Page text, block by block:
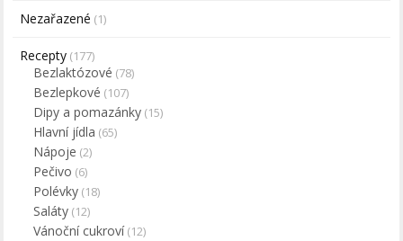
Nezařazené (1)
Recepty (177)
Bezlaktózové (78)
Bezlepkové (107)
Dipy a pomazánky (15)
Hlavní jídla (65)
Nápoje (2)
Pečivo (6)
Polévky (18)
Saláty (12)
Vánoční cukroví(12)